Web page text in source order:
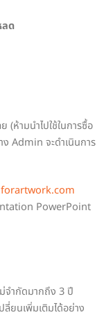
ลด
(ห้ามนำไปใช้ในการซื้อ
Admin จะดำเนินการ
PowerPoint
จำกัดมากถึง 3 ปี
ลี่ยนเพิ่มเติมได้อย่าง